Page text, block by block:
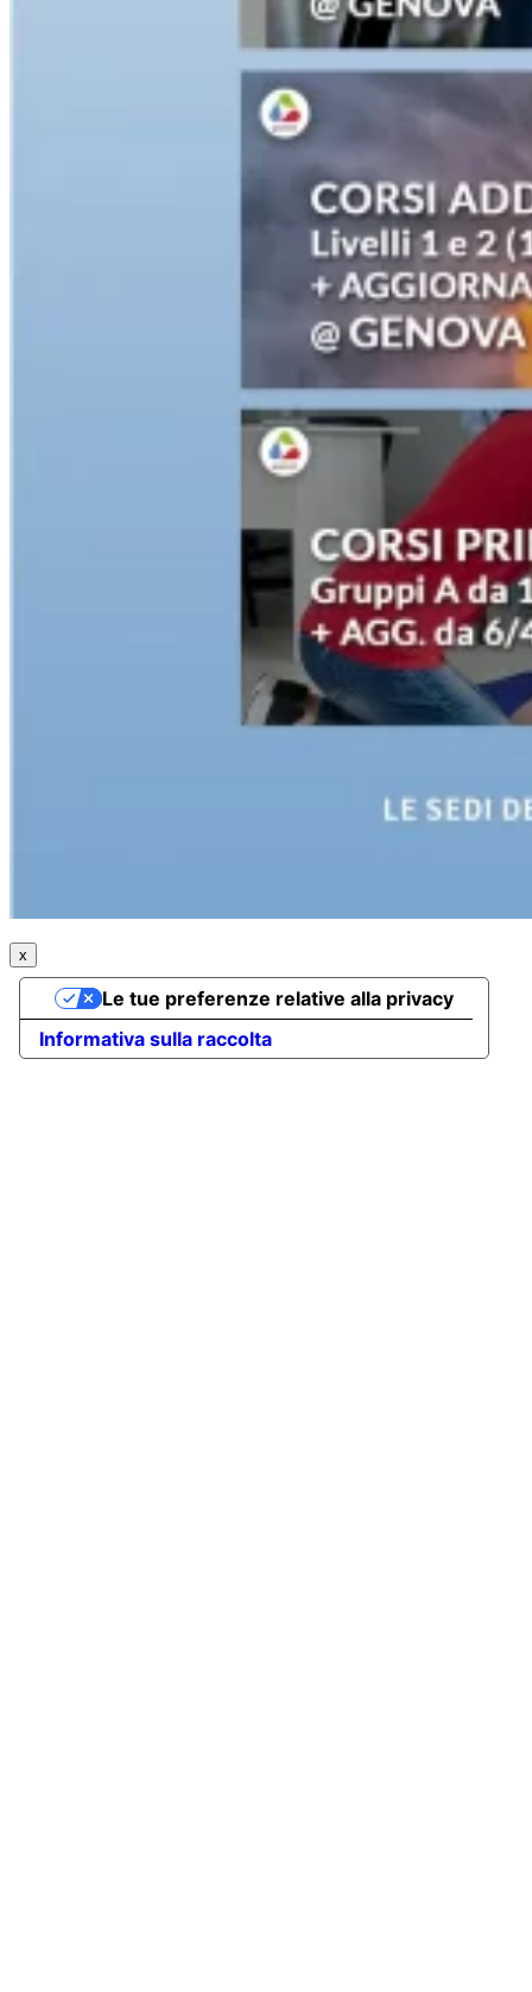
x
Informativa sulla raccolta
Le tue preferenze relative alla privacy